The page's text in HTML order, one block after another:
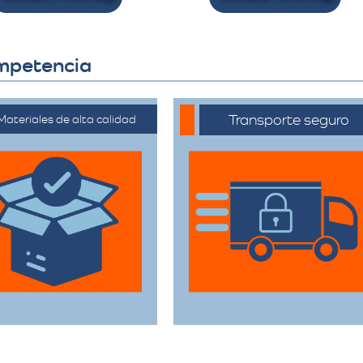
de alta calidad
de primera
categoría para
que todas
sus pertenencias
estén protegidas
el traslado.
Transporte seguro
tecnología avanzada
para asegurar que
cada artículo llegue en
perfecto estado a su